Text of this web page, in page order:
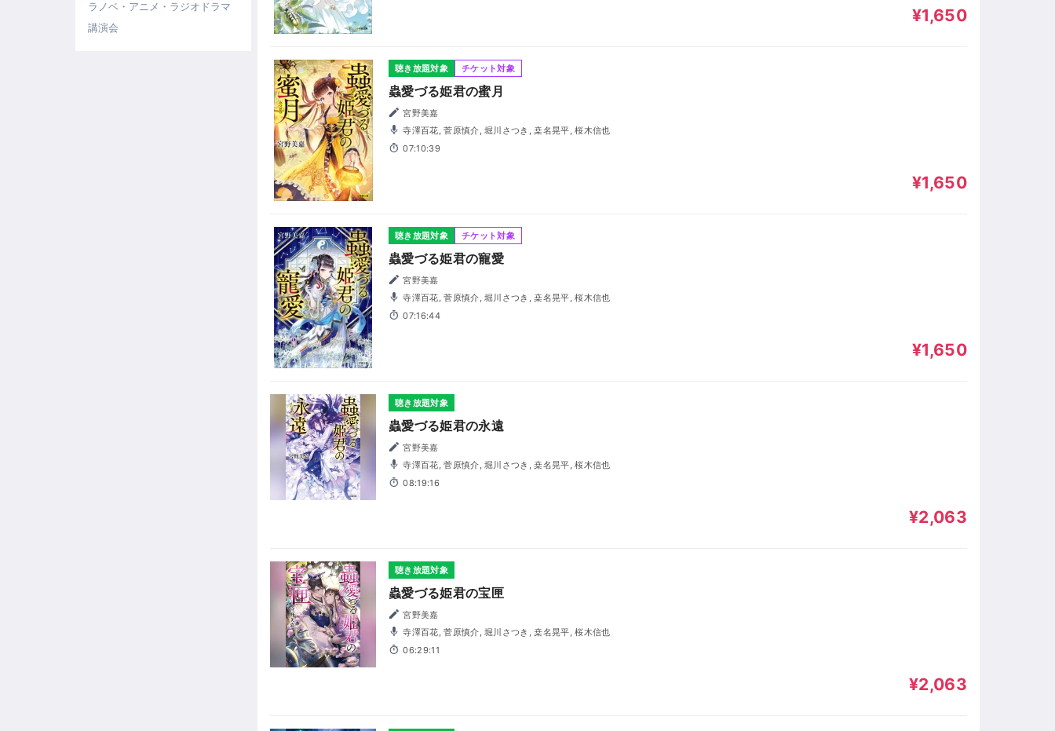
ラノベ・アニメ・ラジオドラマ
講演会
¥1,650
聴き放題対象 チケット対象
蟲愛づる姫君の蜜月
宮野美嘉
寺澤百花, 菅原慎介, 堀川さつき, 桒名晃平, 桜木信也
07:10:39
¥1,650
聴き放題対象 チケット対象
蟲愛づる姫君の寵愛
宮野美嘉
寺澤百花, 菅原慎介, 堀川さつき, 桒名晃平, 桜木信也
07:16:44
¥1,650
聴き放題対象
蟲愛づる姫君の永遠
宮野美嘉
寺澤百花, 菅原慎介, 堀川さつき, 桒名晃平, 桜木信也
08:19:16
¥2,063
聴き放題対象
蟲愛づる姫君の宝匣
宮野美嘉
寺澤百花, 菅原慎介, 堀川さつき, 桒名晃平, 桜木信也
06:29:11
¥2,063